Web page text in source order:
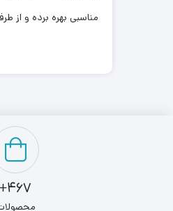
مناسبی بهره برده و از
467+